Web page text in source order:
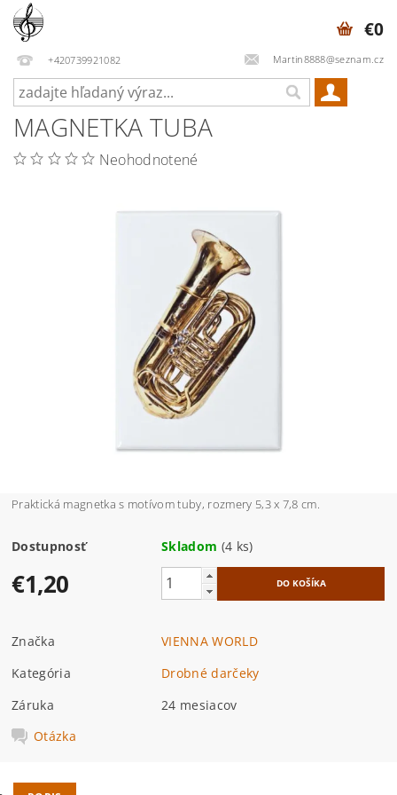
+420739921082 Martin8888@seznam.cz
€0
MAGNETKA TUBA
Neohodnotené
Praktická magnetka s motívom tuby, rozmery 5,3 x 7,8 cm.
Dostupnosť Skladom (4 ks)
€1,20
Značka
VIENNA WORLD
Kategória
Drobné darčeky
Záruka
24 mesiacov
Otázka